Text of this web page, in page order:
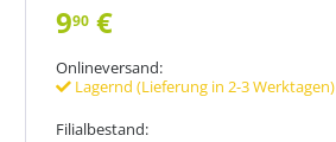
990 €
Onlineversand:
Lagernd (Lieferung in 2-3 Werktagen)
Filialbestand: